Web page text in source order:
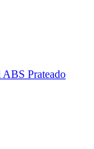
ABS Prateado